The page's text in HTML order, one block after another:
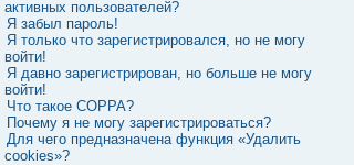
активных пользователей?
Я забыл пароль!
Я только что зарегистрировался, но не могу
войти!
Я давно зарегистрирован, но больше не могу
войти!
Что такое COPPA?
Почему я не могу зарегистрироваться?
Для чего предназначена функция «Удалить
cookies»?